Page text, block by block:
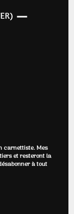
carnettiste. Mes
et resteront la
à tout